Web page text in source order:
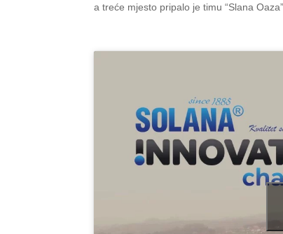
a treće mjesto pripalo je timu “Slana